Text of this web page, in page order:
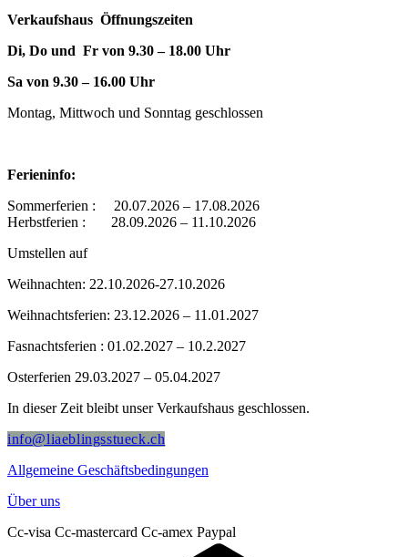
Verkaufshaus Öffnungszeiten
Di, Do und Fr von 9.30 – 18.00 Uhr
Sa von 9.30 – 16.00 Uhr
Montag, Mittwoch und Sonntag geschlossen
Ferieninfo:
Sommerferien : 20.07.2026 – 17.08.2026
Herbstferien : 28.09.2026 – 11.10.2026
Umstellen auf
Weihnachten: 22.10.2026-27.10.2026
Weihnachtsferien: 23.12.2026 – 11.01.2027
Fasnachtsferien : 01.02.2027 – 10.2.2027
Osterferien 29.03.2027 – 05.04.2027
In dieser Zeit bleibt unser Verkaufshaus geschlossen.
info@liaeblingsstueck.ch
Allgemeine Geschäftsbedingungen
Über uns
Cc-visa Cc-mastercard Cc-amex Paypal